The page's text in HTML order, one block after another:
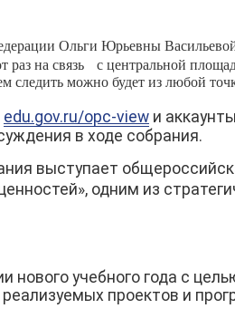
Ольги Юрьевны
на связь с центральной
следить можно будет из любой
edu.gov.ru/opc-view и
в ходе собрания.
выступает
одним из
учебного года с
проектов и